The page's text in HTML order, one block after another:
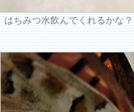
はちみつ水飲んでくれるかな？